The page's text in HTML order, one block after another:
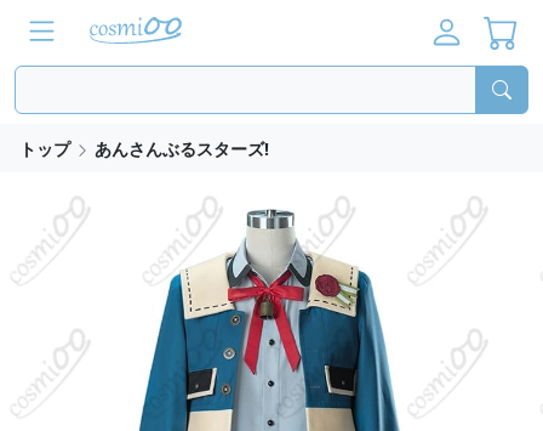
トップ あんさんぶるスターズ!